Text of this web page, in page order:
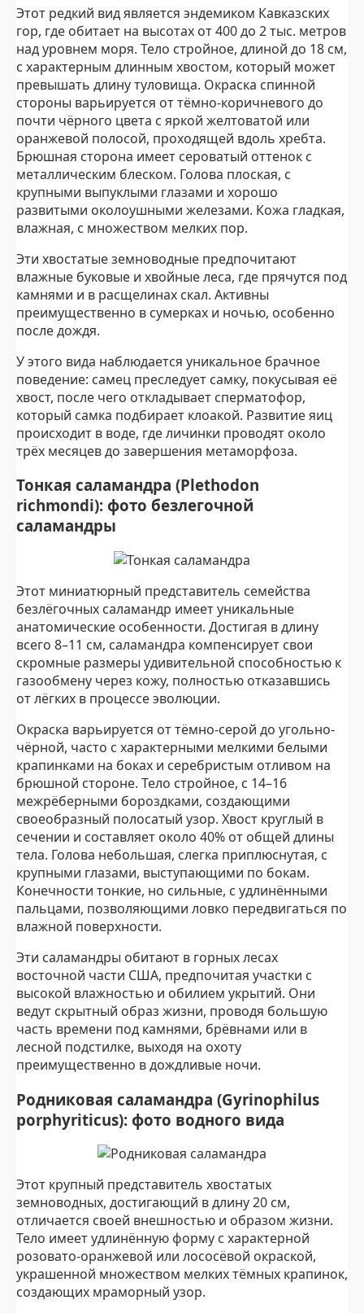
Этот редкий вид является эндемиком Кавказских
гор, где обитает на высотах от 400 до 2 тыс. метров
над уровнем моря. Тело стройное, длиной до 18 см,
с характерным длинным хвостом, который может
превышать длину туловища. Окраска спинной
стороны варьируется от тёмно-коричневого до
почти чёрного цвета с яркой желтоватой или
оранжевой полосой, проходящей вдоль хребта.
Брюшная сторона имеет сероватый оттенок с
металлическим блеском. Голова плоская, с
крупными выпуклыми глазами и хорошо
развитыми околоушными железами. Кожа гладкая,
влажная, с множеством мелких пор.
Эти хвостатые земноводные предпочитают
влажные буковые и хвойные леса, где прячутся под
камнями и в расщелинах скал. Активны
преимущественно в сумерках и ночью, особенно
после дождя.
У этого вида наблюдается уникальное брачное
поведение: самец преследует самку, покусывая её
хвост, после чего откладывает сперматофор,
который самка подбирает клоакой. Развитие яиц
происходит в воде, где личинки проводят около
трёх месяцев до завершения метаморфоза.
Тонкая саламандра (Plethodon
richmondi): фото безлегочной
саламандры
Этот миниатюрный представитель семейства
безлёгочных саламандр имеет уникальные
анатомические особенности. Достигая в длину
всего 8–11 см, саламандра компенсирует свои
скромные размеры удивительной способностью к
газообмену через кожу, полностью отказавшись
от лёгких в процессе эволюции.
Окраска варьируется от тёмно-серой до угольно-
чёрной, часто с характерными мелкими белыми
крапинками на боках и серебристым отливом на
брюшной стороне. Тело стройное, с 14–16
межрёберными бороздками, создающими
своеобразный полосатый узор. Хвост круглый в
сечении и составляет около 40% от общей длины
тела. Голова небольшая, слегка приплюснутая, с
крупными глазами, выступающими по бокам.
Конечности тонкие, но сильные, с удлинёнными
пальцами, позволяющими ловко передвигаться по
влажной поверхности.
Эти саламандры обитают в горных лесах
восточной части США, предпочитая участки с
высокой влажностью и обилием укрытий. Они
ведут скрытный образ жизни, проводя большую
часть времени под камнями, брёвнами или в
лесной подстилке, выходя на охоту
преимущественно в дождливые ночи.
Родниковая саламандра (Gyrinophilus
porphyriticus): фото водного вида
Этот крупный представитель хвостатых
земноводных, достигающий в длину 20 см,
отличается своей внешностью и образом жизни.
Тело имеет удлинённую форму с характерной
розовато-оранжевой или лососёвой окраской,
украшенной множеством мелких тёмных крапинок,
создающих мраморный узор.